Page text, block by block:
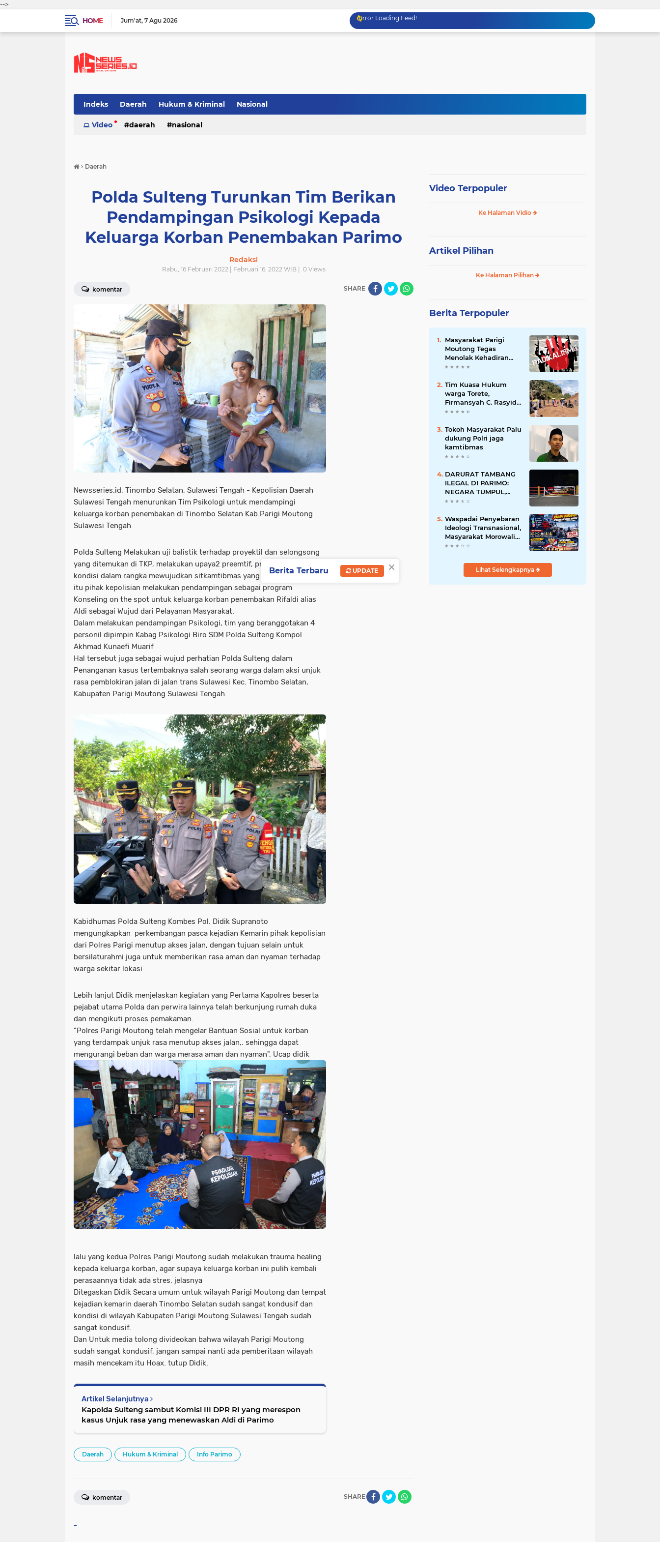
-->
HOME
Jum'at 7 Agu 2026 Error Loading Feed!
Indeks Daerah Hukum & Kriminal Nasional
Video daerah nasional
› Daerah
Polda Sulteng Turunkan Tim Berikan
Pendampingan Psikologi Kepada
Keluarga Korban Penembakan Parimo
Redaksi
Rabu, 16 Februari 2022 | Februari 16, 2022 WIB | 0Views
komentar SHARE
Newsseries.id, Tinombo Selatan, Sulawesi Tengah - Kepolisian Daerah
Sulawesi Tengah menurunkan Tim Psikologi untuk mendampingi
keluarga korban penembakan di Tinombo Selatan Kab.Parigi Moutong
Sulawesi Tengah
Polda Sulteng Melakukan uji balistik terhadap proyektil dan selongsong
yang ditemukan di TKP, melakukan upaya2 preemtif, preventif dan cipta
kondisi dalam rangka mewujudkan sitkamtibmas yang kondusif, selain
itu pihak kepolisian melakukan pendampingan sebagai program
Konseling on the spot untuk keluarga korban penembakan Rifaldi alias
Aldi sebagai Wujud dari Pelayanan Masyarakat.
Dalam melakukan pendampingan Psikologi, tim yang beranggotakan 4
personil dipimpin Kabag Psikologi Biro SDM Polda Sulteng Kompol
Akhmad Kunaefi Muarif
Hal tersebut juga sebagai wujud perhatian Polda Sulteng dalam
Penanganan kasus tertembaknya salah seorang warga dalam aksi unjuk
rasa pemblokiran jalan di jalan trans Sulawesi Kec. Tinombo Selatan,
Kabupaten Parigi Moutong Sulawesi Tengah.
Kabidhumas Polda Sulteng Kombes Pol. Didik Supranoto
mengungkapkan perkembangan pasca kejadian Kemarin pihak kepolisian
dari Polres Parigi menutup akses jalan, dengan tujuan selain untuk
bersilaturahmi juga untuk memberikan rasa aman dan nyaman terhadap
warga sekitar lokasi
Lebih lanjut Didik menjelaskan kegiatan yang Pertama Kapolres beserta
pejabat utama Polda dan perwira lainnya telah berkunjung rumah duka
dan mengikuti proses pemakaman.
"Polres Parigi Moutong telah mengelar Bantuan Sosial untuk korban
yang terdampak unjuk rasa menutup akses jalan,. sehingga dapat
mengurangi beban dan warga merasa aman dan nyaman", Ucap didik
lalu yang kedua Polres Parigi Moutong sudah melakukan trauma healing
kepada keluarga korban, agar supaya keluarga korban ini pulih kembali
perasaannya tidak ada stres. jelasnya
Ditegaskan Didik Secara umum untuk wilayah Parigi Moutong dan tempat
kejadian kemarin daerah Tinombo Selatan sudah sangat kondusif dan
kondisi di wilayah Kabupaten Parigi Moutong Sulawesi Tengah sudah
sangat kondusif.
Dan Untuk media tolong divideokan bahwa wilayah Parigi Moutong
sudah sangat kondusif, jangan sampai nanti ada pemberitaan wilayah
masih mencekam itu Hoax. tutup Didik.
Artikel Selanjutnya
Kapolda Sulteng sambut Komisi III DPR RI yang merespon
kasus Unjuk rasa yang menewaskan Aldi di Parimo
Daerah Hukum & Kriminal Info Parimo
SHARE
komentar
-
Video Terpopuler
Ke Halaman Vidio
Artikel Pilihan
Ke Halaman Pilihan
Berita Terpopuler
Masyarakat Parigi
Moutong Tegas
Menolak Kehadiran
Ormas Radikal
Tim Kuasa Hukum
warga Torete,
Firmansyah C. Rasyid,
S.H., menyampaikan
atas kesalahpahaman
yang berkembang di
ruang publik
Tokoh Masyarakat Palu
dukung Polri jaga
kamtibmas
DARURAT TAMBANG
ILEGAL DI PARIMO:
NEGARA TUMPUL,
MAFIA TAMBANG
Waspadai Penyebaran
Ideologi Transnasional,
Masyarakat Morowali
Diajak Perkuat
Wawasan Kebangsaan
Lihat Selengkapnya
×
Berita Terbaru UPDATE